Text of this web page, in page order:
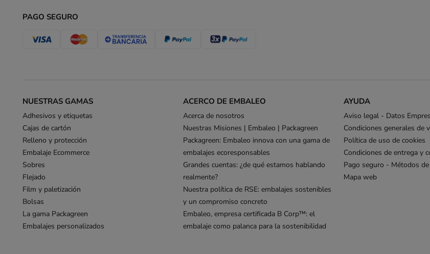
PAGO SEGURO
NUESTRAS GAMAS
Adhesivos y etiquetas
Cajas de cartón
Relleno y protección
Embalaje Ecommerce
Sobres
Flejado
Film y paletización
Bolsas
La gama Packagreen
Embalajes personalizados
ACERCO DE EMBALEO
Acerca de nosotros
Nuestras Misiones | Embaleo | Packagreen
Packagreen: Embaleo innova con una gama de
embalajes ecoresponsables
Grandes cuentas: ¿de qué estamos hablando
realmente?
Nuestra política de RSE: embalajes sostenibles
y un compromiso concreto
Embaleo, empresa certificada B Corp™: el
embalaje como palanca para la sostenibilidad
AYUDA
Aviso legal - Datos
Condiciones generales de
Política de uso de cookies
Condiciones de entrega y
Pago seguro - Métodos
Mapa web